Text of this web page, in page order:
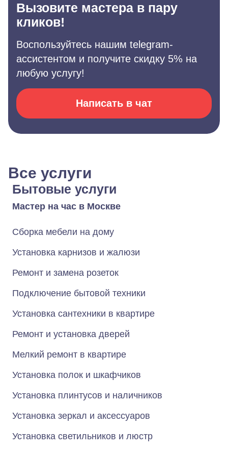
Вызовите мастера в пару
кликов!
Воспользуйтесь нашим telegram-
ассистентом и получите скидку 5% на
любую услугу!
Написать в чат
Все услуги
Бытовые услуги
Мастер на час в Москве
Сборка мебели на дому
Установка карнизов и жалюзи
Ремонт и замена розеток
Подключение бытовой техники
Установка сантехники в квартире
Ремонт и установка дверей
Мелкий ремонт в квартире
Установка полок и шкафчиков
Установка плинтусов и наличников
Установка зеркал и аксессуаров
Установка светильников и люстр